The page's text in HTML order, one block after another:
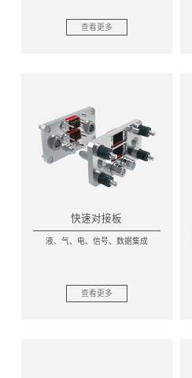
查看更多
快速对接板
液、气、电、信号、数据集成
查看更多